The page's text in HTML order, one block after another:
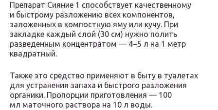
Препарат Сияние 1 способствует качественному
и быстрому разложению всех компонентов,
заложенных в компостную яму или кучу. При
закладке каждый слой (30 см) нужно полить
разведенным концентратом — 4−5 л на 1 метр
квадратный.
Также это средство применяют в быту в туалетах
для устранения запаха и быстрого разложения
органики. Пропорции приготовления — 100
мл маточного раствора на 10 л воды.